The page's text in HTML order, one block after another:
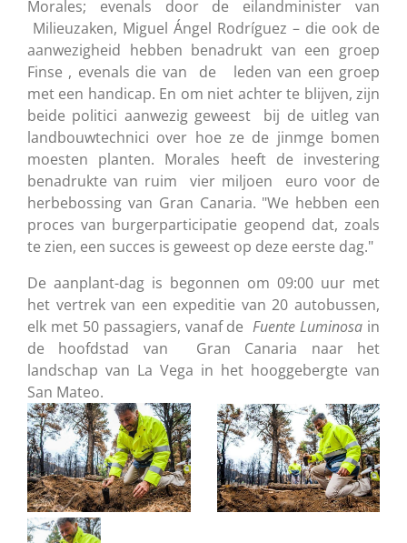
Morales; evenals door de eilandminister van
Milieuzaken, Miguel Ángel Rodríguez – die ook de
aanwezigheid hebben benadrukt van een groep
Finse , evenals die van de leden van een groep
met een handicap. En om niet achter te blijven, zijn
beide politici aanwezig geweest bij de uitleg van
landbouwtechnici over hoe ze de jinmge bomen
moesten planten. Morales heeft de investering
benadrukte van ruim vier miljoen euro voor de
herbebossing van Gran Canaria. "We hebben een
proces van burgerparticipatie geopend dat, zoals
te zien, een succes is geweest op deze eerste dag."
De aanplant-dag is begonnen om 09:00 uur met
het vertrek van een expeditie van 20 autobussen,
elk met 50 passagiers, vanaf deFuente Luminosa in
de hoofdstad van Gran Canaria naar het
landschap van La Vega in het hooggebergte van
San Mateo.